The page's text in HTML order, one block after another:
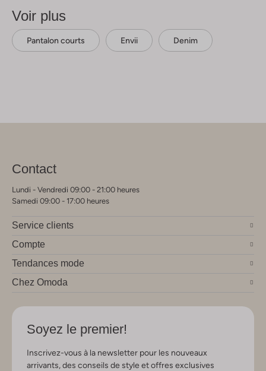
Voir plus
Pantalon courts Envii Denim
Contact
Lundi - Vendredi 09:00 - 21:00 heures
Samedi 09:00 - 17:00 heures
Service clients
Compte
Tendances mode
Chez Omoda
Soyez le premier!
Inscrivez-vous à la newsletter pour les nouveaux
arrivants, des conseils de style et offres exclusives